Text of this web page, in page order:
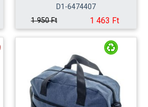
D1-6474407
1 950 Ft
1 463 Ft